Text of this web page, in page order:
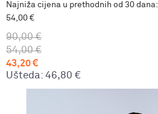
Najniža cijena u prethodnih od 30 dana:
54,00 €
90,00 €
54,00 €
43,20€
Ušteda: 46,80 €